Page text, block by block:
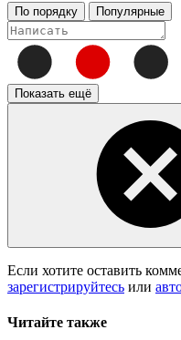
По порядку Популярные
Показать ещё
Если хотите оставить
зарегистрируйтесь или
Читайте также